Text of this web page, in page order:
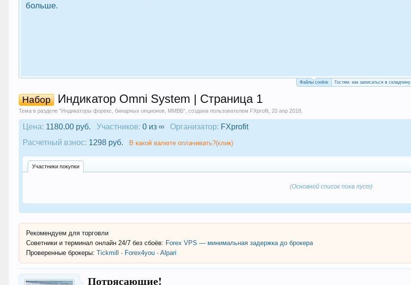
больше.
Файлы cookie Гостям: как записаться в складчину
Набор Индикатор Omni System | Страница 1
Тема в разделе "Индикаторы форекс, бинарных опционов, ММВБ", создана пользователем FXprofit ,20 апр 2018
Цена: 1180.00 руб. Участников: 0 из ∞ Организатор: FXprofit
Расчетный взнос: 1298 руб. В какой валюте оплачивать?(клик)
Участники покупки
(Основной список пока пуст)
Рекомендуем для торговли
Советники и терминал онлайн 24/7 без сбоёв: Forex VPS — минимальная задержка до брокера
Проверенные брокеры: Tickmill · Forex4you ·Alpari
Потрясающие!